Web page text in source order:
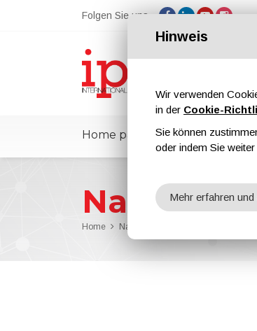
Folgen Sie uns
Home page ipcmPedia
Home Nachrichten
Hinweis
Wir verwenden
in der Cookie-
Sie können
oder indem Sie
Mehr erfahren und